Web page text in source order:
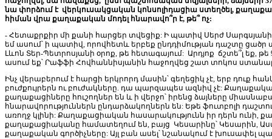
նա փորձում է վերկուսակցական կոնսոլիդացիա ստեղծել,
հիման վրա քաղաքական մոդել հնարավո՞ր է, թե՞ ոչ:
- Հետաքրքիր մի քանի հարցեր տվեցիք: Ի պատիվ Սերժ
եմ ասում՝ ի պատիվ, որովհետև երբեք ընդդիմության դաշտը ցածր
Լևոն Տեր-Պետրոսյանի օրոք, թե հետագայում: Արդյոք ճշտե՞լ եք,
ասում եք՝ Րաֆֆի Հովհաննիսյանին հաջողվեց շատ տոկոս
Ինչ վերաբերում է հարցի երկրորդ մասին՝ գեղեցիկ չէ, երբ դուք
բուժքույրերն ու բուժակները. դա պարզապես ազնիվ չէ:
քաղաքացիները հուշողներ են և ի վերջո՝ իրենց ձայները
հնարավորություններն ընդարձակողներն են: Եթե ֆուտբոլի
առողջ կլինի: Քաղաքացիական հասարակությունն իր դերն ունի,
քաղաքացիականը համատեղում են, բայց Կեսարինը՝ Կեսարին,
քաղաքական գործիչները: Այլ բան ասել՝ նշանակում է խուսափել